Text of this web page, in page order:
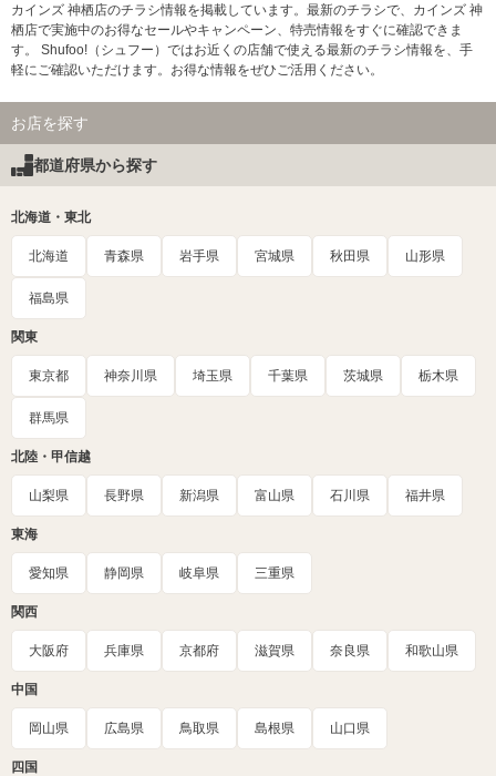
カインズ 神栖店のチラシ情報を掲載しています。最新のチラシで、カインズ 神
栖店で実施中のお得なセールやキャンペーン、特売情報をすぐに確認できま
す。 Shufoo!（シュフー）ではお近くの店舗で使える最新のチラシ情報を、手
軽にご確認いただけます。お得な情報をぜひご活用ください。
お店を探す
都道府県から探す
北海道・東北
北海道 青森県 岩手県 宮城県 秋田県 山形県
福島県
関東
東京都 神奈川県 埼玉県 千葉県 茨城県 栃木県
群馬県
北陸・甲信越
山梨県 長野県 新潟県 富山県 石川県 福井県
東海
愛知県 静岡県 岐阜県 三重県
関西
大阪府 兵庫県 京都府 滋賀県 奈良県 和歌山県
中国
岡山県 広島県 鳥取県 島根県 山口県
四国